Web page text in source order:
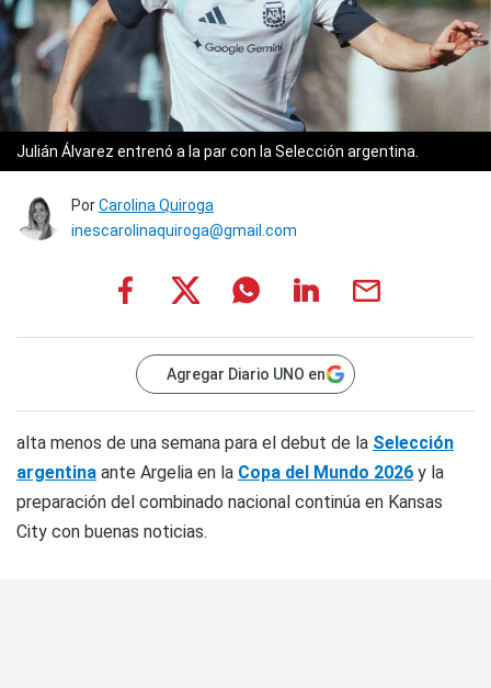
Julián Álvarez entrenó a la par con la Selección argentina.
PorCarolina Quiroga
inescarolinaquiroga@gmail.com
Agregar Diario UNO en
alta menos de una semana para el debut de la Selección
argentina ante Argelia en la Copa del Mundo 2026 y la
preparación del combinado nacional continúa en Kansas
City con buenas noticias.